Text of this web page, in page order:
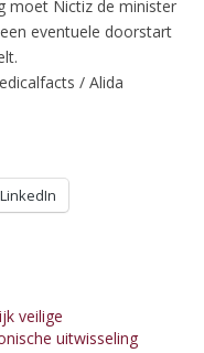
moet Nictiz de minister
eventuele doorstart
/ Alida
LinkedIn
veilige
uitwisseling